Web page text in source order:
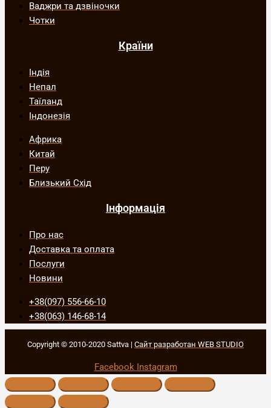
Ваджри та дзвіночки
Чотки
Країни
Індія
Непал
Таїланд
Індонезія
Африка
Китай
Перу
Близький Схід
Інформація
Про нас
Доставка та оплата
Послуги
Новини
+38(097) 556-66-10
+38(063) 146-68-14
Copyright © 2010-2020 Sattva | Сайт разработан WEB STUDIO
Facebook Instagram